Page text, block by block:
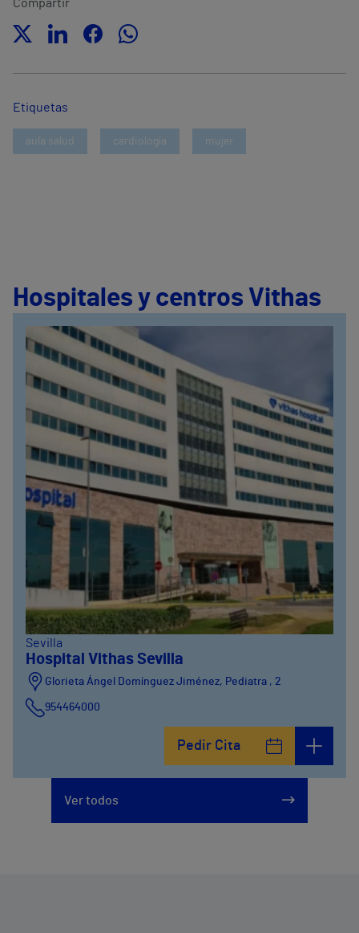
Compartir
Etiquetas
aula salud cardiología mujer
Hospitales y centros Vithas
Sevilla
Hospital Vithas Sevilla
Glorieta Ángel Domínguez Jiménez, Pediatra , 2
954464000
Pedir Cita
Ver todos